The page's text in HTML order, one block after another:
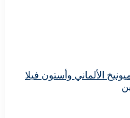
الألماني وأستون فيلا